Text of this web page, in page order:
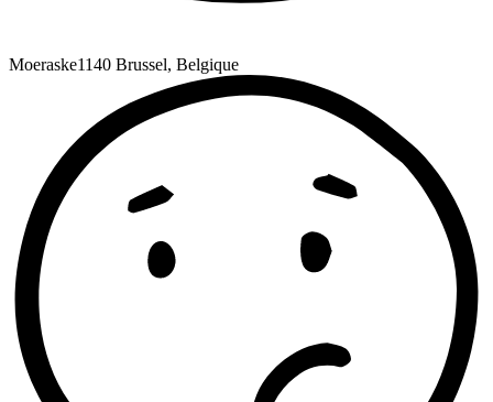
Moeraske1140 Brussel, Belgique